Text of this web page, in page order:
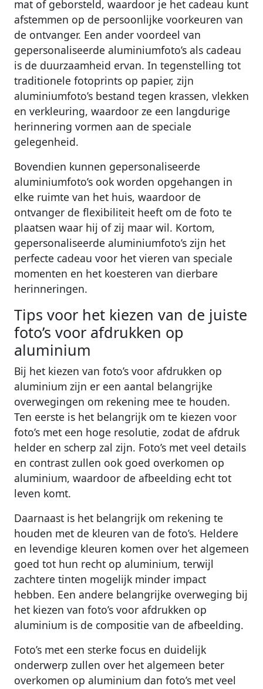
mat of geborsteld, waardoor je het cadeau kunt
afstemmen op de persoonlijke voorkeuren van
de ontvanger. Een ander voordeel van
gepersonaliseerde aluminiumfoto’s als cadeau
is de duurzaamheid ervan. In tegenstelling tot
traditionele fotoprints op papier, zijn
aluminiumfoto’s bestand tegen krassen, vlekken
en verkleuring, waardoor ze een langdurige
herinnering vormen aan de speciale
gelegenheid.
Bovendien kunnen gepersonaliseerde
aluminiumfoto’s ook worden opgehangen in
elke ruimte van het huis, waardoor de
ontvanger de flexibiliteit heeft om de foto te
plaatsen waar hij of zij maar wil. Kortom,
gepersonaliseerde aluminiumfoto’s zijn het
perfecte cadeau voor het vieren van speciale
momenten en het koesteren van dierbare
herinneringen.
Tips voor het kiezen van de juiste
foto’s voor afdrukken op
aluminium
Bij het kiezen van foto’s voor afdrukken op
aluminium zijn er een aantal belangrijke
overwegingen om rekening mee te houden.
Ten eerste is het belangrijk om te kiezen voor
foto’s met een hoge resolutie, zodat de afdruk
helder en scherp zal zijn. Foto’s met veel details
en contrast zullen ook goed overkomen op
aluminium, waardoor de afbeelding echt tot
leven komt.
Daarnaast is het belangrijk om rekening te
houden met de kleuren van de foto’s. Heldere
en levendige kleuren komen over het algemeen
goed tot hun recht op aluminium, terwijl
zachtere tinten mogelijk minder impact
hebben. Een andere belangrijke overweging bij
het kiezen van foto’s voor afdrukken op
aluminium is de compositie van de afbeelding.
Foto’s met een sterke focus en duidelijk
onderwerp zullen over het algemeen beter
overkomen op aluminium dan foto’s met veel